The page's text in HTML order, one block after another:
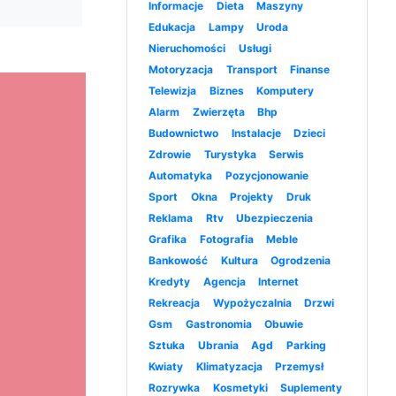
Informacje
Dieta
Maszyny
Edukacja
Lampy
Uroda
Nieruchomości
Usługi
Motoryzacja
Transport
Finanse
Telewizja
Biznes
Komputery
Alarm
Zwierzęta
Bhp
Budownictwo
Instalacje
Dzieci
Zdrowie
Turystyka
Serwis
Automatyka
Pozycjonowanie
Sport
Okna Projekty
Druk
Reklama
Rtv
Ubezpieczenia
Grafika
Fotografia
Meble
Bankowość
Kultura
Ogrodzenia
Kredyty
Agencja
Internet
Rekreacja
Wypożyczalnia
Drzwi
Gsm
Gastronomia
Obuwie
Sztuka
Ubrania Agd
Parking
Kwiaty
Klimatyzacja
Przemysł
Rozrywka
Kosmetyki
Suplementy